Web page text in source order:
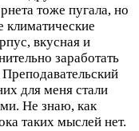
тоже пугала, но
вкусная и
заработать
для меня стали
Не знаю, как
таких мыслей нет.